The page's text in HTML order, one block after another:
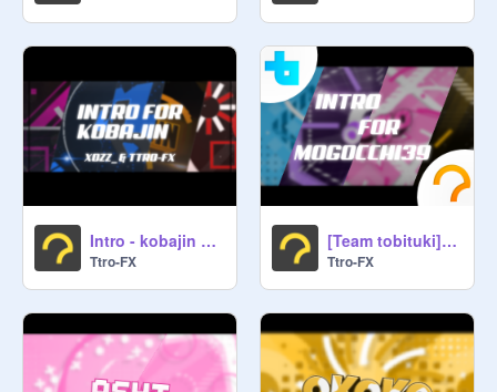
Intro - kobajin w/Ttro-FX remix
Ttro-FX
[Team tobituki] intro for mogocchi39 w/tobi5389
Ttro-FX